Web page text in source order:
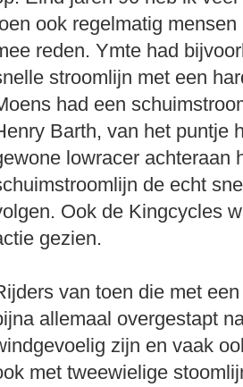
ook regelmatig
reden. Ymte had
stroomlijn met een
had een
Barth, van het puntje
lowracer achteraan
de echt
Ook de Kingcycles
gezien.
van toen die met
allemaal overgestapt
zijn en vaak
met tweewielige